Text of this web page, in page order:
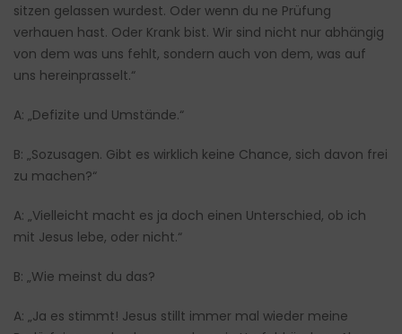
sitzen gelassen wurdest. Oder wenn du ne Prüfung
verhauen hast. Oder Krank bist. Wir sind nicht nur abhängig
von dem was uns fehlt, sondern auch von dem, was auf
uns hereinprasselt.“
A: „Defizite und Umstände.“
B: „Sozusagen. Gibt es wirklich keine Chance, sich davon frei
zu machen?“
A: „Vielleicht macht es ja doch einen Unterschied, ob ich
mit Jesus lebe, oder nicht.“
B: „Wie meinst du das?
A: „Ja es stimmt! Jesus stillt immer mal wieder meine